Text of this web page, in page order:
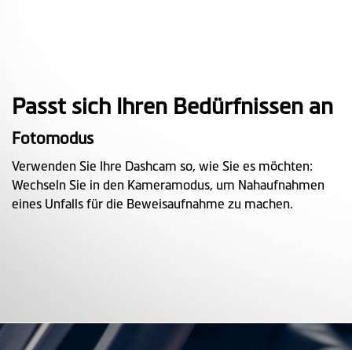
Passt sich Ihren Bedürfnissen an
Fotomodus
Verwenden Sie Ihre Dashcam so, wie Sie es möchten:
Wechseln Sie in den Kameramodus, um Nahaufnahmen
eines Unfalls für die Beweisaufnahme zu machen.